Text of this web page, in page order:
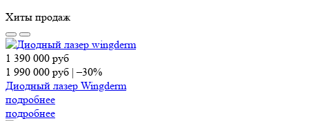
Хиты продаж
1 390 000 руб
1 990 000 руб |–30%
Диодный лазер Wingderm
подробнее
подробнее